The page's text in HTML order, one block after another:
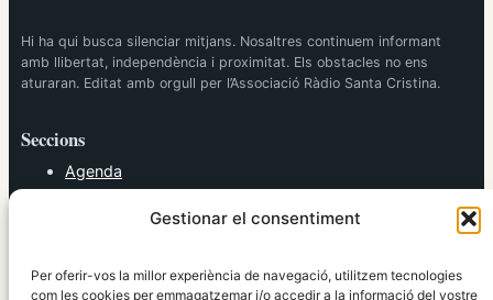
Gestionar el consentiment
Per oferir-vos la millor experiència de navegació, utilitzem tecnologies
com les cookies per emmagatzemar i/o accedir a la informació del vostre
Hi ha qui busca silenciar mitjans. Nosaltres continuem informant
amb llibertat, independència i proximitat. Els obstacles no ens
aturaran. Editat amb orgull per l’Associació Ràdio Santa Cristina.
Seccions
Agenda
Política
Societat